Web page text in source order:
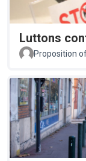
Luttons
Proposition